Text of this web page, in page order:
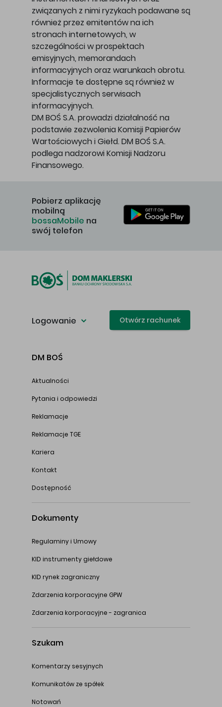
związanych z nimi ryzykach podawane są
również przez emitentów na ich
stronach internetowych, w
szczególności w prospektach
emisyjnych, memorandach
informacyjnych oraz warunkach obrotu.
Informacje te dostępne są również w
specjalistycznych serwisach
informacyjnych.
DM BOŚ S.A. prowadzi działalność na
podstawie zezwolenia Komisji Papierów
Wartościowych i Giełd. DM BOŚ S.A.
podlega nadzorowi Komisji Nadzoru
Finansowego.
Pobierz aplikację
mobilną
bossaMobile na
swój telefon
Logowanie Otwórz rachunek
DM BOŚ
Aktualności
Pytania i odpowiedzi
Reklamacje
Reklamacje TGE
Kariera
Kontakt
Dostępność
Dokumenty
Regulaminy i Umowy
KID instrumenty giełdowe
KID rynek zagraniczny
Zdarzenia korporacyjne GPW
Zdarzenia korporacyjne - zagranica
Szukam
Komentarzy sesyjnych
Komunikatów ze spółek
Notowań